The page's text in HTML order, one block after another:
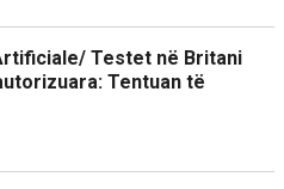
Testet në Britani
Tentuan të